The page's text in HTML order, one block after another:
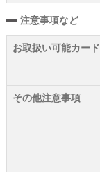
注意事項など
お取扱い可能カード
その他注意事項